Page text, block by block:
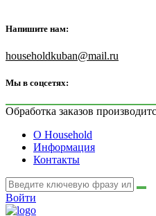
Напишите нам:
householdkuban@mail.ru
Мы в соцсетях:
Обработка заказов
О Household
Информация
Контакты
Войти